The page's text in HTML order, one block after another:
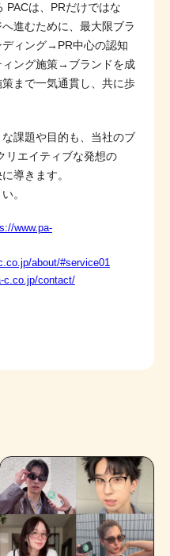
PACは、PRだけではな
進むために、最大限ブラ
ディング→PR中心の認知
ング施策→ブランドを成
まで一気通貫し、共に歩
課題や目的も、当社のブ
リエイティブな発想の
導きます。
。
www.pa-
about/#service01
c.co.jp/contact/